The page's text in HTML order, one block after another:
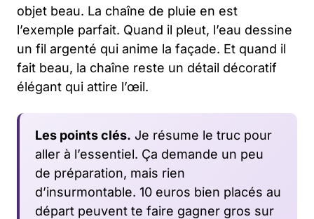
objet beau. La chaîne de pluie en est
l’exemple parfait. Quand il pleut, l’eau dessine
un fil argenté qui anime la façade. Et quand il
fait beau, la chaîne reste un détail décoratif
élégant qui attire l’œil.
Les points clés. Je résume le truc pour
aller à l’essentiel. Ça demande un peu
de préparation, mais rien
d’insurmontable. 10 euros bien placés au
départ peuvent te faire gagner gros sur